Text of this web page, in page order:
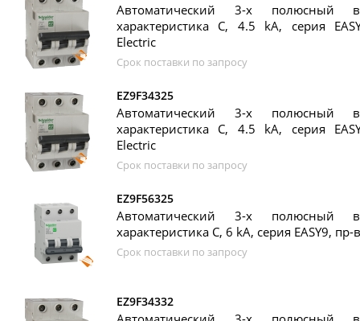
Автоматический 3-х полюсный
характеристика C, 4.5 kA, серия
Electric
Срок поставки по запросу
EZ9F34325
Автоматический 3-х полюсный
характеристика C, 4.5 kA, серия
Electric
Срок поставки по запросу
EZ9F56325
Автоматический 3-х полюсный
характеристика C, 6 kA, серия EASY9,
Срок поставки по запросу
EZ9F34332